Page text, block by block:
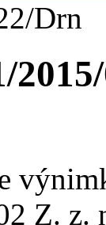
Drn
Z. z.